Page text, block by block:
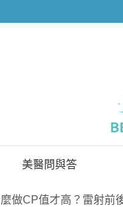
美醫問與答
已解決問題
做CP值才高？雷射前